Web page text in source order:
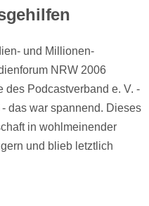
und Millionen-
NRW 2006
des Podcastverband e. V. -
das war spannend. Dieses
in wohlmeinender
und blieb letztlich